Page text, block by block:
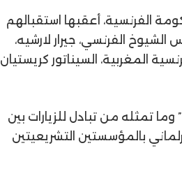
الفرنسية، أعقبها استقبالهم
الشيوخ الفرنسي، جيرار لارشيه،
المغربية، السيناتور كريستيان
تمثله من تبادل للزيارات بين
بالمؤسستين التشريعيتين